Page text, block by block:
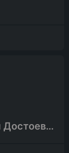
Фёдор Михайлович Достоевский